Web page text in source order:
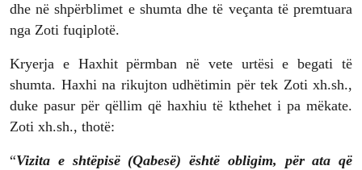
dhe në shpërblimet e shumta dhe të veçanta të premtuara
nga Zoti fuqiplotë.
Kryerja e Haxhit përmban në vete urtësi e begati të
shumta. Haxhi na rikujton udhëtimin për tek Zoti xh.sh.,
duke pasur për qëllim që haxhiu të kthehet i pa mëkate.
Zoti xh.sh., thotë:
“Vizita e shtëpisë (Qabesë) është obligim, për ata që